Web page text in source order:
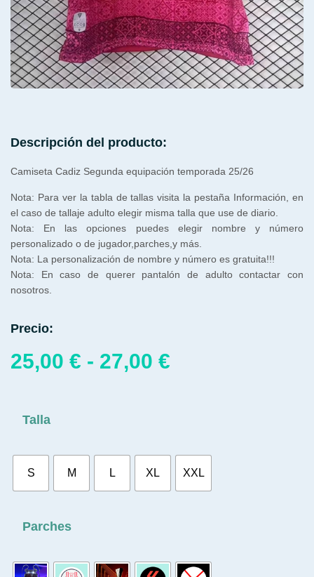
Descripción del producto:
Camiseta Cadiz Segunda equipación temporada 25/26
Nota: Para ver la tabla de tallas visita la pestaña Información, en
el caso de tallaje adulto elegir misma talla que use de diario.
Nota: En las opciones puedes elegir nombre y número
personalizado o de jugador,parches,y más.
Nota: La personalización de nombre y número es gratuita!!!
Nota: En caso de querer pantalón de adulto contactar con
nosotros.
Precio:
25,00 € - 27,00 €
Talla
S M L XL XXL
Parches